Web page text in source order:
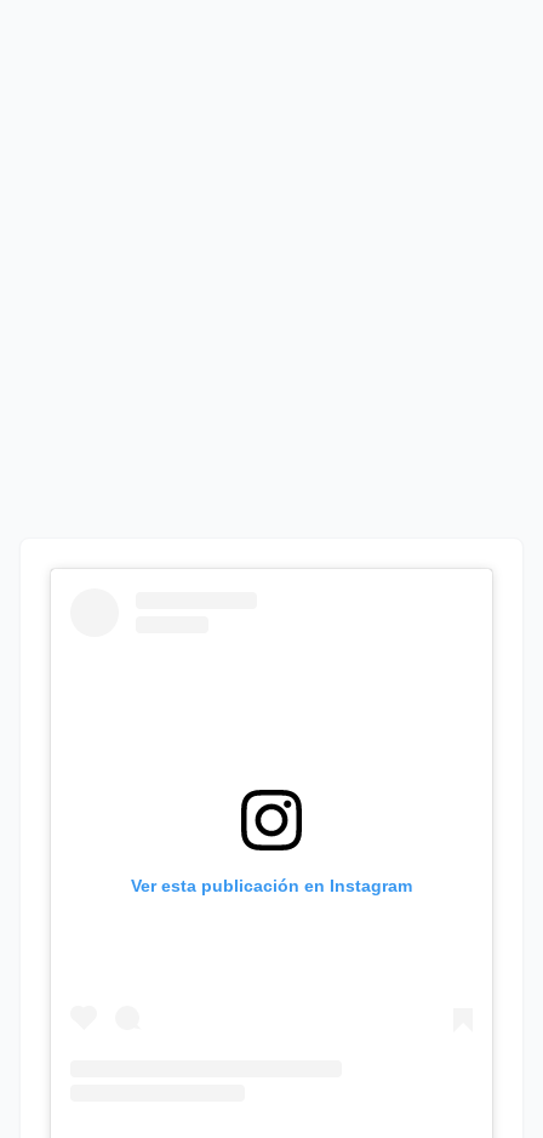
Ver esta publicación en Instagram